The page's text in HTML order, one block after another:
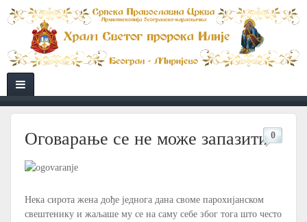
Оговарање се не може запазити 0
Нека сирота жена дође једнога дана своме парохијанском
свештенику и жаљаше му се на саму себе због тога што често